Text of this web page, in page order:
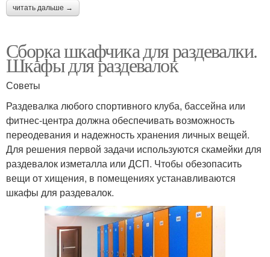
читать дальше →
Сборка шкафчика для раздевалки.
Шкафы для раздевалок
Советы
Раздевалка любого спортивного клуба, бассейна или
фитнес-центра должна обеспечивать возможность
переодевания и надежность хранения личных вещей.
Для решения первой задачи используются скамейки для
раздевалок изметалла или ДСП. Чтобы обезопасить
вещи от хищения, в помещениях устанавливаются
шкафы для раздевалок.